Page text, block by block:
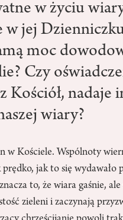
w życiu
w jej
moc
Czy
Kościół, nadaje
wiary?
Kościele. Wspólnoty
jak to się wydawało
to, że wiara gaśnie, ale
zieleni i zaczynają